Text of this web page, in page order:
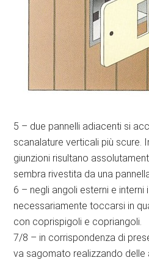
5 – due pannelli adiacenti si
scanalature verticali più scure.
giunzioni risultano
sembra rivestita da una
6 – negli angoli esterni e interni
necessariamente toccarsi in
con coprispigoli e copriangoli.
7/8 – in corrispondenza di
va sagomato realizzando